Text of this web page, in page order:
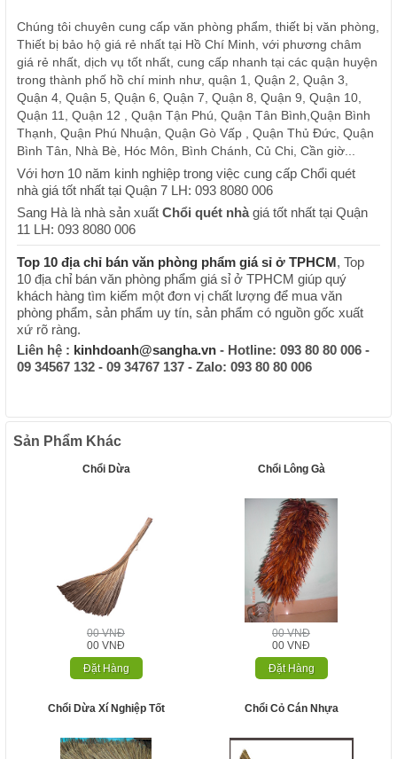
Chúng tôi chuyên cung cấp văn phòng phẩm, thiết bị văn phòng,
Thiết bị bảo hộ giá rẻ nhất tại Hồ Chí Minh, với phương châm
giá rẻ nhất, dịch vụ tốt nhất, cung cấp nhanh tại các quận huyện
trong thành phố hồ chí minh như, quận 1, Quận 2, Quận 3,
Quận 4, Quận 5, Quận 6, Quận 7, Quận 8, Quận 9, Quận 10,
Quận 11, Quận 12 , Quận Tận Phú, Quận Tân Bình,Quận Bình
Thạnh, Quận Phú Nhuận, Quận Gò Vấp , Quận Thủ Đức, Quận
Bình Tân, Nhà Bè, Hóc Môn, Bình Chánh, Củ Chi, Cần giờ...
Với hơn 10 năm kinh nghiệp trong việc cung cấp Chổi quét
nhà giá tốt nhất tại Quận 7 LH: 093 8080 006
Sang Hà là nhà sản xuấtChổi quét nhà giá tốt nhất tại Quận
11 LH: 093 8080 006
Top 10 địa chỉ bán văn phòng phẩm giá sỉ ở TPHCM, Top
10 địa chỉ bán văn phòng phẩm giá sỉ ở TPHCM giúp quý
khách hàng tìm kiếm một đơn vị chất lượng để mua văn
phòng phẩm, sản phẩm uy tín, sản phẩm có nguồn gốc xuất
xứ rõ ràng.
Liên hệ : kinhdoanh@sangha.vn - Hotline: 093 80 80 006 -
09 34567 132 - 09 34767 137 - Zalo: 093 80 80 006
Sản Phẩm Khác
Chổi Dừa
00 VNĐ
00 VNĐ
Đặt Hàng
Chổi Lông Gà
00 VNĐ
00 VNĐ
Đặt Hàng
Chổi Dừa Xí Nghiệp Tốt Chổi Cỏ Cán Nhựa